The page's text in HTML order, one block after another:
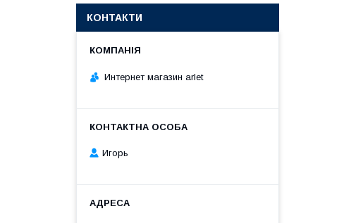
КОНТАКТИ
Интернет магазин arlet
Игорь